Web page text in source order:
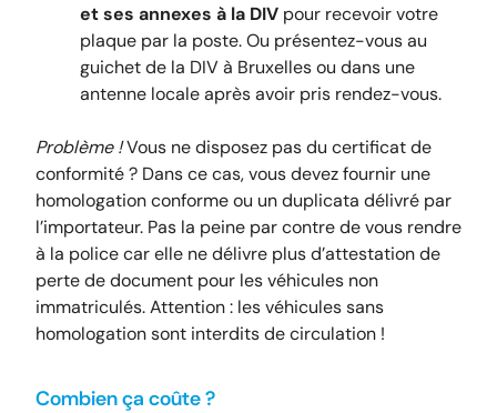
et ses annexes à la DIV pour recevoir votre
plaque par la poste. Ou présentez-vous au
guichet de la DIV à Bruxelles ou dans une
antenne locale après avoir pris rendez-vous.
Problème !Vous ne disposez pas du certificat de
conformité ? Dans ce cas, vous devez fournir une
homologation conforme ou un duplicata délivré par
l’importateur. Pas la peine par contre de vous rendre
à la police car elle ne délivre plus d’attestation de
perte de document pour les véhicules non
immatriculés. Attention : les véhicules sans
homologation sont interdits de circulation !
Combien ça coûte ?